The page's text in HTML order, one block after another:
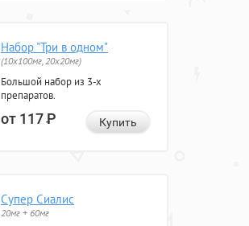
Набор "Три в одном"
(10x100мг, 20x20мг)
Большой набор из 3-х
препаратов.
от 117Р Купить
Супер Сиалис
20мг + 60мг